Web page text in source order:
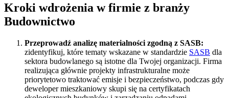
Kroki wdrożenia w firmie z branży
Budownictwo
Przeprowadź analizę materialności zgodną z SASB:
zidentyfikuj, które tematy wskazane w standardzie SASB dla
sektora budowlanego są istotne dla Twojej organizacji. Firma
realizująca głównie projekty infrastrukturalne może
priorytetowo traktować emisje i bezpieczeństwo, podczas gdy
deweloper mieszkaniowy skupi się na certyfikatach